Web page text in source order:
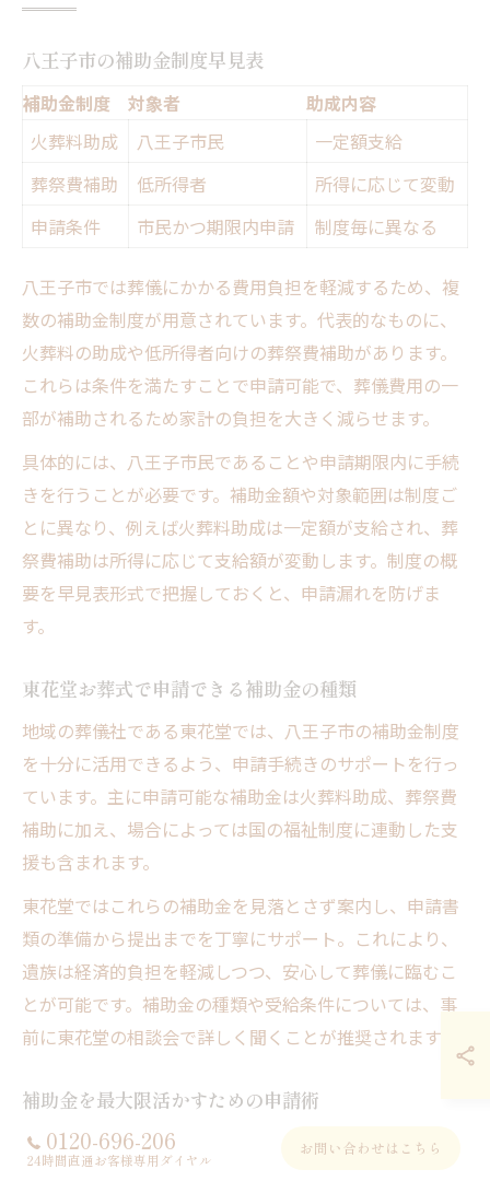
八王子市の補助金制度早見表
補助金制度 対象者
助成内容
火葬料助成
八王子市民
一定額支給
葬祭費補助
低所得者
所得に応じて変動
申請条件
市民かつ期限内申請 制度毎に異なる
八王子市では葬儀にかかる費用負担を軽減するため、複
数の補助金制度が用意されています。代表的なものに、
火葬料の助成や低所得者向けの葬祭費補助があります。
これらは条件を満たすことで申請可能で、葬儀費用の一
部が補助されるため家計の負担を大きく減らせます。
具体的には、八王子市民であることや申請期限内に手続
きを行うことが必要です。補助金額や対象範囲は制度ご
とに異なり、例えば火葬料助成は一定額が支給され、葬
祭費補助は所得に応じて支給額が変動します。制度の概
要を早見表形式で把握しておくと、申請漏れを防げま
す。
東花堂お葬式で申請できる補助金の種類
地域の葬儀社である東花堂では、八王子市の補助金制度
を十分に活用できるよう、申請手続きのサポートを行っ
ています。主に申請可能な補助金は火葬料助成、葬祭費
補助に加え、場合によっては国の福祉制度に連動した支
援も含まれます。
東花堂ではこれらの補助金を見落とさず案内し、申請書
類の準備から提出までを丁寧にサポート。これにより、
遺族は経済的負担を軽減しつつ、安心して葬儀に臨むこ
とが可能です。補助金の種類や受給条件については、事
前に東花堂の相談会で詳しく聞くことが推奨されます。
補助金を最大限活かすための申請術
補助金を最大限に活用するには、まず申請条件を正確に
把握し、期限内に必要書類を揃えることが重要です。具
0120-696-206
24時間直通お客様専用ダイヤル
お問い合わせはこちら